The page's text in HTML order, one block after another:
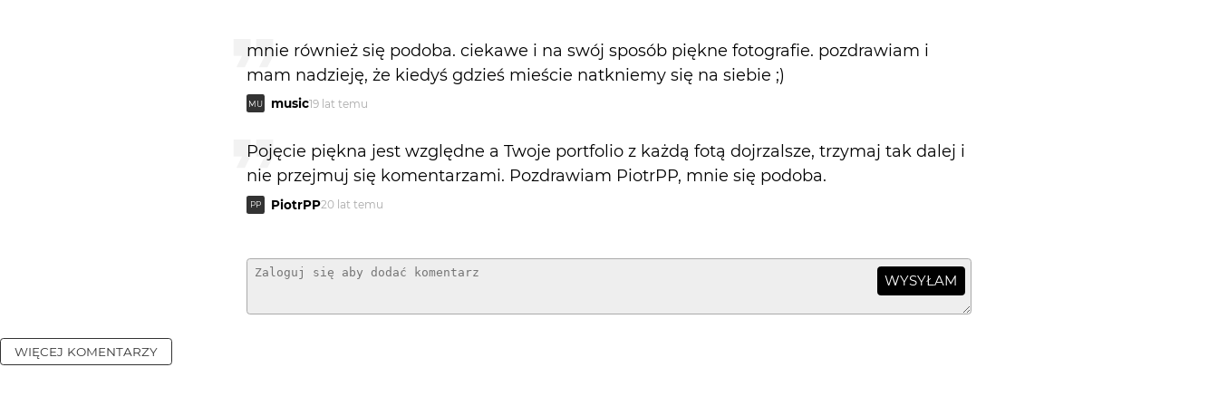
mnie również się podoba. ciekawe i na swój sposób piękne fotografie. pozdrawiam i
mam nadzieję, że kiedyś gdzieś mieście natkniemy się na siebie ;)
MU music19 lat temu
Pojęcie piękna jest względne a Twoje portfolio z każdą fotą dojrzalsze, trzymaj tak dalej i
nie przejmuj się komentarzami. Pozdrawiam PiotrPP, mnie się podoba.
PP PiotrPP20 lat temu
WYSYŁAM
WIĘCEJ KOMENTARZY